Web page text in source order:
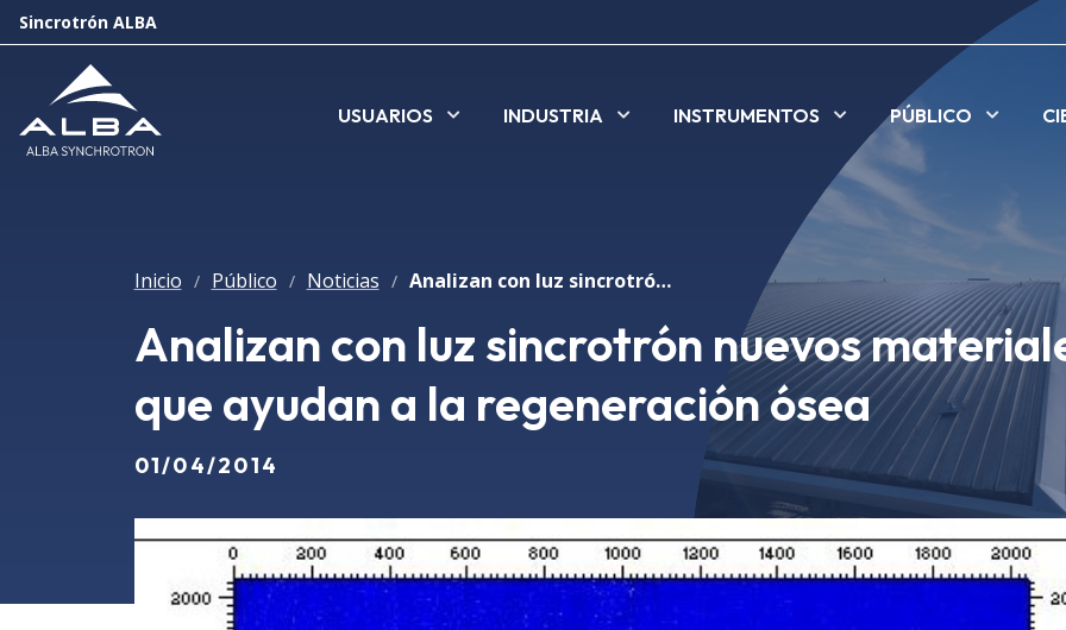
Sincrotrón ALBA
USUARIOS INDUSTRIA INSTRUMENTOS PÚBLICO
Inicio / Público / Noticias / Analizan con luz sincrotrón nuevos materiales que ayudan a la regeneración ósea
Analizan con luz sincrotrón nuevos
que ayudan a la regeneración ósea
01/04/2014